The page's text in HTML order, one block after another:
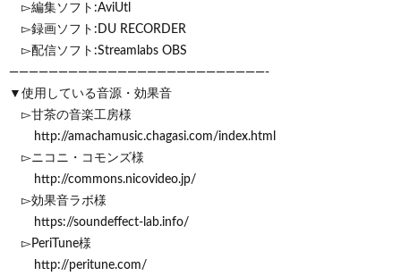
▻編集ソフト:AviUtl
▻録画ソフト:DU RECORDER
▻配信ソフト:Streamlabs OBS
——————————————————————————-
▼使用している音源・効果音
▻甘茶の音楽工房様
http://amachamusic.chagasi.com/index.html
▻ニコニ・コモンズ様
http://commons.nicovideo.jp/
▻効果音ラボ様
https://soundeffect-lab.info/
▻PeriTune様
http://peritune.com/